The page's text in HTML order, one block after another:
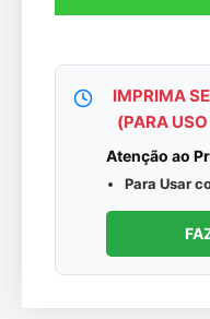
IMPRIMA
(PARA
Atenção ao
Para Usar